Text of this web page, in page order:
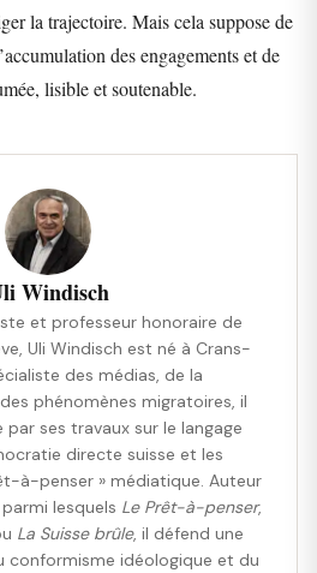
la trajectoire. Mais cela suppose de
des engagements et de
lisible et soutenable.
Windisch
et professeur honoraire de
Uli Windisch est né à Crans-
des médias, de la
phénomènes migratoires, il
ses travaux sur le langage
directe suisse et les
à-penser » médiatique. Auteur
lesquels Le Prêt-à-penser,
La Suisse brûle, il défend une
conformisme idéologique et du